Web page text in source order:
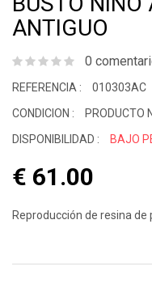
ANTIGUO
0
REFERENCIA :
010303AC
CONDICION :
PRODUCTO
DISPONIBILIDAD :
BAJO
€ 61.00
Reproducción de resina